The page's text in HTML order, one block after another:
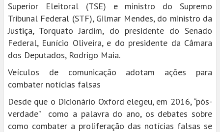
Superior Eleitoral (TSE) e ministro do Supremo
Tribunal Federal (STF), Gilmar Mendes, do ministro da
Justiça, Torquato Jardim, do presidente do Senado
Federal, Eunício Oliveira, e do presidente da Câmara
dos Deputados, Rodrigo Maia.
Veículos de comunicação adotam ações para
combater notícias falsas
Desde que o Dicionário Oxford elegeu, em 2016, “pós-
verdade” como a palavra do ano, os debates sobre
como combater a proliferação das notícias falsas se